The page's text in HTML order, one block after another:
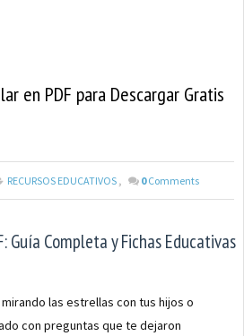
en PDF para Descargar Gratis
RECURSOS EDUCATIVOS , 0 Comments
Guía Completa y Fichas Educativas
las estrellas con tus hijos o
con preguntas que te dejaron